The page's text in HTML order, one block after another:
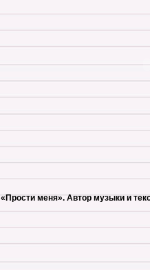
«Прости меня». Автор музыки и